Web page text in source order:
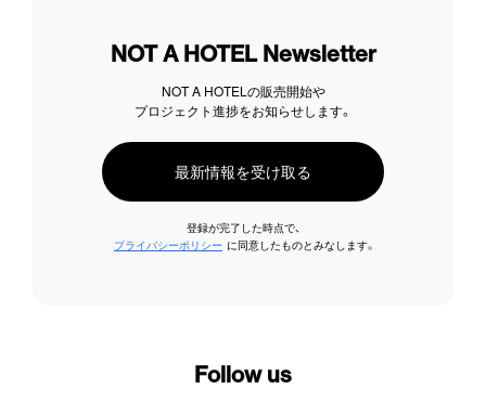
NOT A HOTEL Newsletter
NOT A HOTELの販売開始や
プロジェクト進捗をお知らせします。
最新情報を受け取る
登録が完了した時点で、
プライバシーポリシー に同意したものとみなします。
Follow us